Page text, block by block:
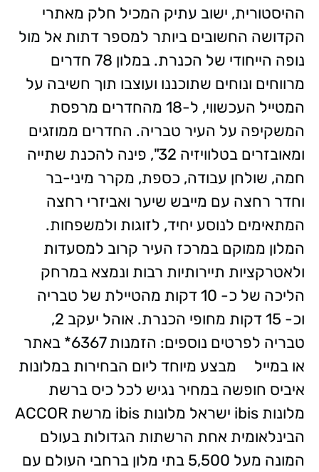
ההיסטורית, ישוב עתיק המכיל חלק מאתרי
הקדושה החשובים ביותר למספר דתות אל מול
נופה הייחודי של הכנרת. במלון 78 חדרים
מרווחים ונוחים שתוכננו ועוצבו תוך חשיבה על
המטייל העכשווי, ל-18 מהחדרים מרפסת
המשקיפה על העיר טבריה. החדרים ממוזגים
ומאובזרים בטלוויזיה 32", פינה להכנת שתייה
חמה, שולחן עבודה, כספת, מקרר מיני-בר
וחדר רחצה עם מייבש שיער ואביזרי רחצה
המתאימים לנוסע יחיד, לזוגות ולמשפחות.
המלון ממוקם במרכז העיר קרוב למסעדות
ולאטרקציות תיירותיות רבות ונמצא במרחק
הליכה של כ- 10 דקות מהטיילת של טבריה
וכ- 15 דקות מחופי הכנרת. אוהל יעקב 2,
טבריה לפרטים נוספים: הזמנות 6367* באתר
או במייל מבצע מיוחד ליום הבחירות במלונות
איביס חופשה במחיר נגיש לכל כיס ברשת
מלונות ibis ישראל מלונות ibis מרשת ACCOR
הבינלאומית אחת הרשתות הגדולות בעולם
המונה מעל 5,500 בתי מלון ברחבי העולם עם